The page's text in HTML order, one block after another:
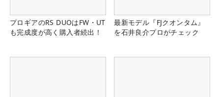
プロギアのRS DUOはFW・UT
も完成度が高く購入者続出！
最新モデル『FJクオンタム』
を石井良介プロがチェック